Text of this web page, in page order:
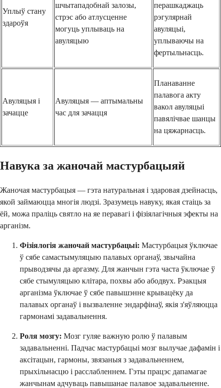
Уплыў стану
здароўя
шчытападобнай залозы,
стрэс або атлусценне
могуць уплываць на
авуляцыю
перашкаджаць
рэгулярнай
авуляцыі,
уплываючы на ​​
фертыльнасць.
Авуляцыя і
зачацце
Авуляцыя — аптымальны
час для зачацця
Планаванне
палавога акту
вакол авуляцыі
павялічвае шанцы
на цяжарнасць.
Навука за жаночай мастурбацыяй
Жаночая мастурбацыя — гэта натуральная і здаровая дзейнасць,
якой займаюцца многія людзі. Зразумець навуку, якая стаіць за
ёй, можа праліць святло на яе перавагі і фізіялагічныя эфекты на
арганізм.
Фізіялогія жаночай мастурбацыі: Мастурбацыя ўключае
ў сябе самастымуляцыю палавых органаў, звычайна
прыводзячы да аргазму. Для жанчын гэта часта ўключае ў
сябе стымуляцыю клітара, похвы або абодвух. Рэакцыя
арганізма ўключае ў сябе павышэнне крывацёку да
палавых органаў і вызваленне эндарфінаў, якія з'яўляюцца
гармонамі задавальнення.
Роля мозгу: Мозг гуляе важную ролю ў палавым
задавальненні. Падчас мастурбацыі мозг вылучае дафамін і
аксітацын, гармоны, звязаныя з задавальненнем,
прыхільнасцю і расслабленнем. Гэты працэс дапамагае
жанчынам адчуваць павышанае палавое задавальненне.